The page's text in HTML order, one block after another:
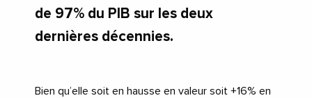
de 97% du PIB sur les deux
dernières décennies.
Bien qu’elle soit en hausse en valeur soit +16% en